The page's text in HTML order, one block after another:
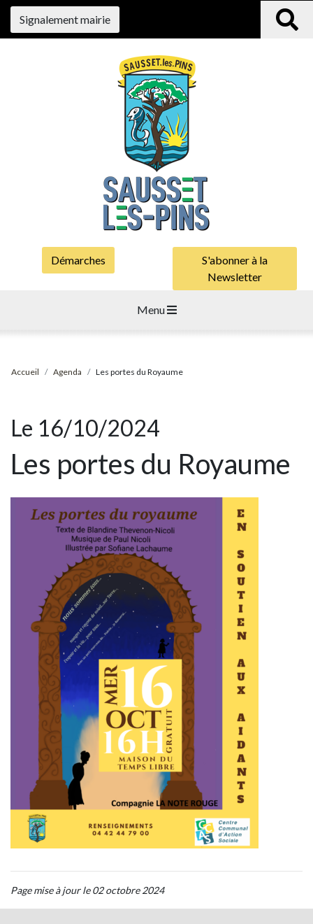
Signalement mairie
Démarches
S'abonner à la
Newsletter
Menu
Accueil Agenda Les portes du Royaume
Le 16/10/2024
Les portes du Royaume
Page mise à jour le 02 octobre 2024